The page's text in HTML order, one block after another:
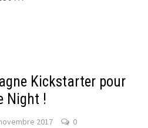
Kickstarter pour
Night !
2017 0